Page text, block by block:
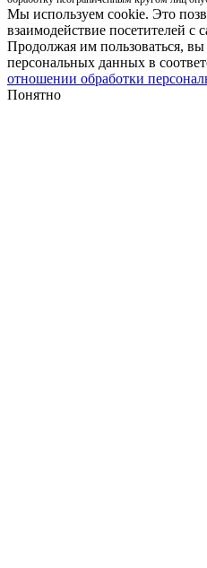
Мы используем cookie. Это
взаимодействие посетителей с
Продолжая им пользоваться, вы
персональных данных в
отношении обработки
Понятно